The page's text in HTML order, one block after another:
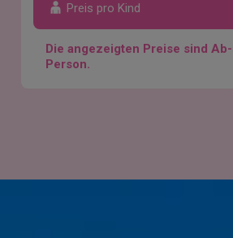
Preis pro Kind
Die angezeigten Preise sind
Person.